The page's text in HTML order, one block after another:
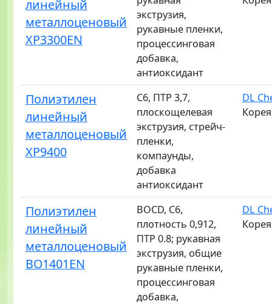
линейный
металлоценовый
XP3300EN
экструзия,
рукавные пленки,
процессинговая
добавка,
антиоксидант
Полиэтилен
линейный
металлоценовый
XP9400
C6, ПТР 3,7,
плоскощелевая
экструзия, стрейч-
пленки,
компаунды,
добавка
антиоксидант
DL
Корея
Полиэтилен
линейный
металлоценовый
BO1401EN
BOCD, C6,
плотность 0,912,
ПТР 0.8; рукавная
экструзия, общие
рукавные пленки,
процессинговая
добавка,
DL
Корея